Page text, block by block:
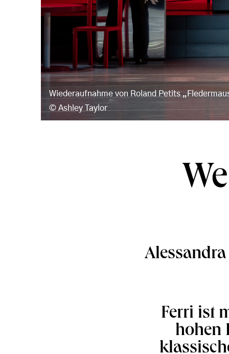
Wiederaufnahme von Roland Petits
Ashley Taylor
Ferri ist
hohen